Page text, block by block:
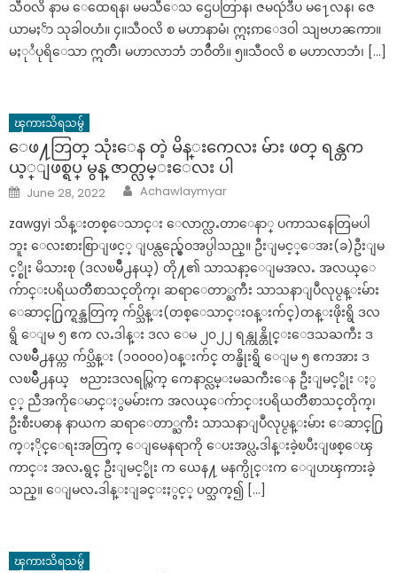
သီဝလိ နာမ ေထေရန၊ မမသီေသ ဌေပတြာန၊ ဇမၺဴဒီပ မ႑ေလန၊ ဇေ
ယာမႏၲာ သုခါဝဟံ။ ၄။သီဝလိ စ မဟာနာမံ၊ ဣႏၵာေဒဝါ သျဗဟၼကာ။
မႏုႆပုရိေသာ ဣတၳိ၊ မဟာလာဘံ ဘဝိႆတိ။ ၅။သီဝလိ စ မဟာလာဘံ၊ […]
ၾကားသိရသမွ်
ေဖ႔ဘြတ္ သုံးေန တဲ့ မိန္းကေလး မ်ား ဖတ္ ရန္တက
ယ့္ျဖစ္ရပ္ မွန္ ဇာတ္လမ္းေလး ပါ
Posted
on
June 28, 2022 Author
Achawlaymyar
zawgyi သိန္းတစ္ေသာင္း ေလာက္လႉတာေနာ္ ပကာသနေတြမပါ
ဘူး ေလးစားစြာျဖင့္ ျပန္လည္မွ်ေဝအပ္ပါသည္။ ဦးျမင့္ေအး(ခ)ဦးျမ
င့္စိုး မိသားစု (ဒလၿမိဳ႕နယ္) တို႔၏ သာသနာ့ေျမအလႉ အလယ္ေ
က်ာင္းပရိယတၱိစာသင္‌တိုက္၊ ဆရာေတာ္ႀကီး သာသနာျပဳလုပ္ငန္းမ်ား
ေဆာင္႐ြက္ရန္အတြက္ က်ပ္သိန္း(တစ္ေသာင္း၀န္းက်င္)တန္းဖိုးရွိ ဒလ
ရွိ ေျမ ၅ ဧက လႉဒါန္း ဒလ ေမ ၂၀၂၂ ရန္ကုန္တိုင္းေဒသႀကီး ဒ
လၿမိဳ႕နယ္က က်ပ္သိန္း (၁၀၀၀၀)၀န္းက်င္ တန္ဖိုးရွိ ေျမ ၅ ဧကအား ဒ
လၿမိဳ႕နယ္ ဗညားဒလရပ္ကြက္ ကေနာင္လမ္းမႀကီးေန ဦးျမင့္စိုး ႏွ
င့္ ညီအကိုေမာင္ႏွမမ်ားက အလယ္ေက်ာင္းပရိယတၱိစာသင္‌တိုက္၊
ဦးစီးပဓာန နာယက ဆရာေတာ္ႀကီး သာသနာျပဳလုပ္ငန္းမ်ား ေဆာင္႐ြ
က္ႏိုင္ေရးအတြက္ ေျမေနရာကို ေပးအပ္လႉဒါန္းခဲ့ၿပီးျဖစ္ေၾ
ကာင္း အလႉရွင္ ဦးျမင့္စိုး က ယေန႔ မနက္ပိုင္းက ေျပာၾကားခဲ့
သည္။ ေျမလႉဒါန္းျခင္းႏွင့္ ပတ္သက္၍ […]
ၾကားသိရသမွ်